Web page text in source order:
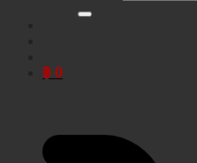
฿ 0